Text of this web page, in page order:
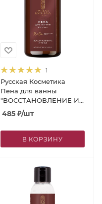
1
Русская Косметика
Пена для ванны
"ВОССТАНОВЛЕНИЕ И
ТОНУС", 600 мл
485₽/шт
В КОРЗИНУ